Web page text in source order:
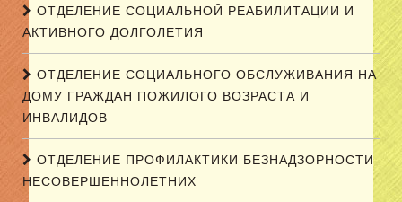
ОТДЕЛЕНИЕ СОЦИАЛЬНОЙ РЕАБИЛИТАЦИИ И
АКТИВНОГО ДОЛГОЛЕТИЯ
ОТДЕЛЕНИЕ СОЦИАЛЬНОГО ОБСЛУЖИВАНИЯ НА
ДОМУ ГРАЖДАН ПОЖИЛОГО ВОЗРАСТА И
ИНВАЛИДОВ
ОТДЕЛЕНИЕ ПРОФИЛАКТИКИ БЕЗНАДЗОРНОСТИ
НЕСОВЕРШЕННОЛЕТНИХ